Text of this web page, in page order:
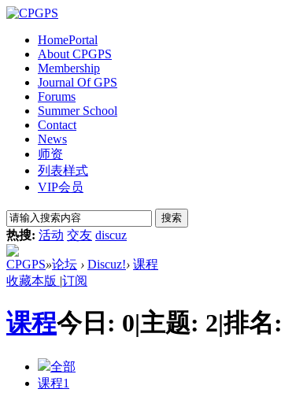
HomePortal
About CPGPS
Membership
Journal Of GPS
Forums
Summer School
Contact
News
师资
列表样式
VIP会员
搜索
热搜: 活动 交友 discuz
CPGPS»论坛 › Discuz!› 课程
收藏本版 |订阅
课程今日: 0|主题: 2|排名:
全部
课程1